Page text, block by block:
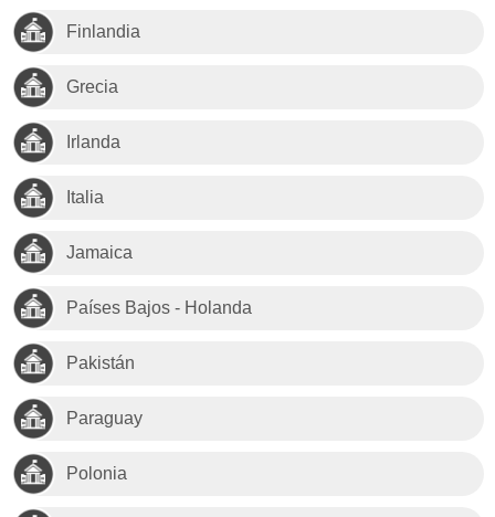
Finlandia
Grecia
Irlanda
Italia
Jamaica
Países Bajos - Holanda
Pakistán
Paraguay
Polonia